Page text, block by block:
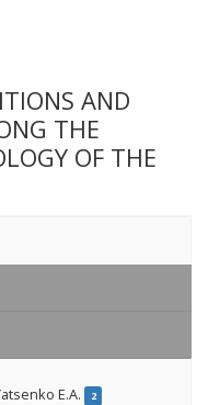
AND
THE
OF THE
E.A. 2